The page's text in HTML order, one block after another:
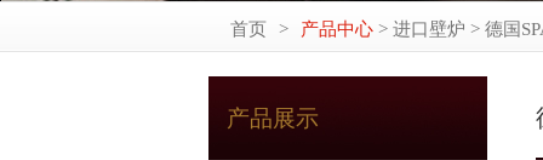
首页 > 产品中心 > 进口壁炉 > 德国
产品展示